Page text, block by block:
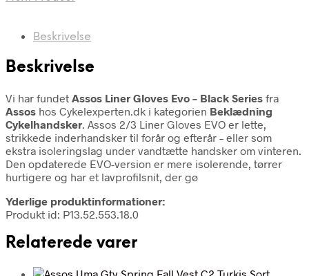
Beskrivelse
Beskrivelse
Vi har fundet Assos Liner Gloves Evo – Black Series fra
Assos hos Cykelexperten.dk i kategorien Beklædning
Cykelhandsker. Assos 2/3 Liner Gloves EVO er lette,
strikkede inderhandsker til forår og efterår – eller som
ekstra isoleringslag under vandtætte handsker om vinteren.
Den opdaterede EVO-version er mere isolerende, tørrer
hurtigere og har et lavprofilsnit, der gø
Yderlige produktinformationer:
Produkt id: P13.52.553.18.0
Relaterede varer